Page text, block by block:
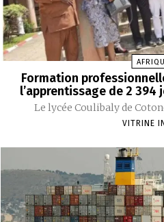
Formation
l’apprentissage de 2 394
‎Le lycée Coulibaly de
VITRINE